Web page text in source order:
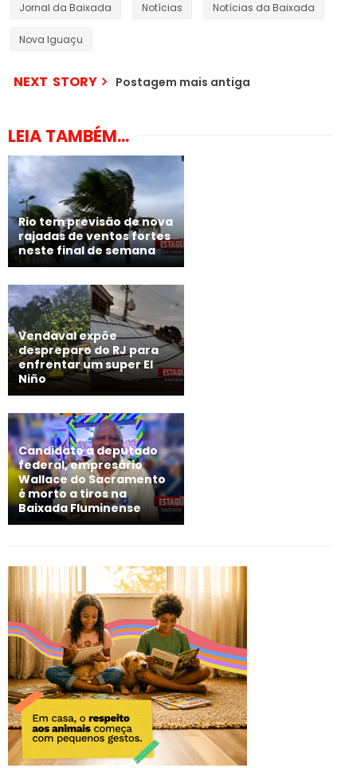
Jornal da Baixada Notícias Notícias da Baixada
Nova Iguaçu
NEXT STORY Postagem mais antiga
LEIA TAMBÉM...
Rio tem previsão de nova
rajadas de ventos fortes
neste final de semana
Vendaval expõe
despreparo do RJ para
enfrentar um super El
Niño
Candidato a deputado
federal, empresário
Wallace do Sacramento
é morto a tiros na
Baixada Fluminense